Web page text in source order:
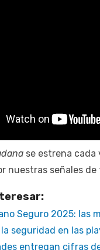
se estrena cada
nuestras señales
Seguro 2025: las
seguridad en las
entregan cifras